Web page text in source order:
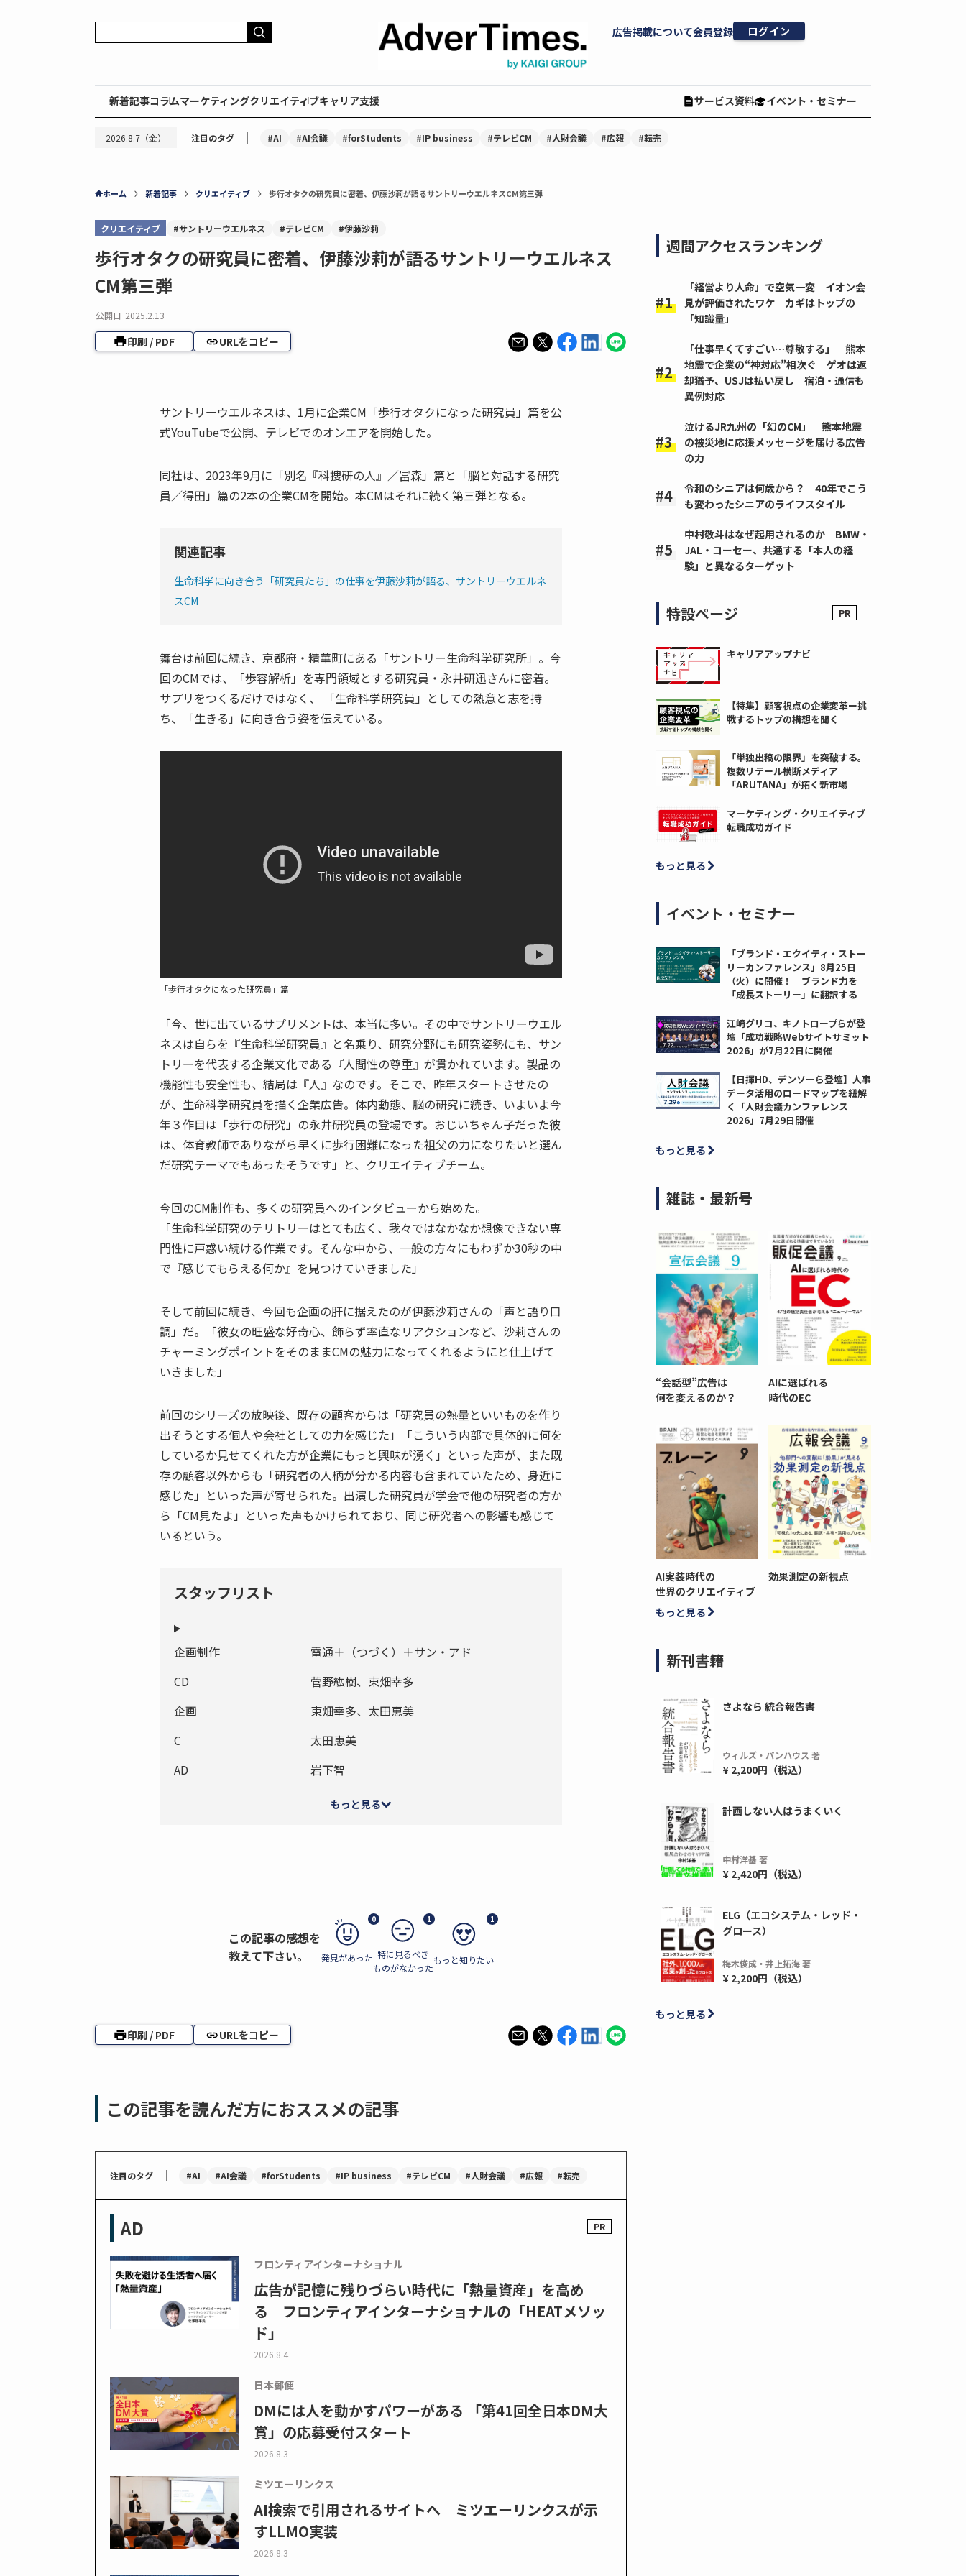
広告掲載について会員登録 ログイン
新着記事コラムマーケティングクリエイティブキャリア支援 サービス資料 イベント・セミナー
2026.8.7（金） 注目のタグ ｜ #AI #AI会議 #forStudents #IP business #テレビCM #人財会議 #広報 #転売
ホーム 新着記事 クリエイティブ 歩行オタクの研究員に密着、伊藤沙莉が語るサントリーウエルネスCM第三弾
クリエイティブ #サントリーウエルネス #テレビCM #伊藤沙莉
歩行オタクの研究員に密着、伊藤沙莉が語るサントリーウエルネス
CM第三弾
公開日 2025.2.13
印刷 / PDF URLをコピー
サントリーウエルネスは、1月に企業CM「歩行オタクになった研究員」篇を公
式YouTubeで公開、テレビでのオンエアを開始した。
同社は、2023年9月に「別名『科捜研の人』／冨森」篇と「脳と対話する研究
員／得田」篇の2本の企業CMを開始。本CMはそれに続く第三弾となる。
関連記事
生命科学に向き合う「研究員たち」の仕事を伊藤沙莉が語る、サントリーウエルネ
スCM
舞台は前回に続き、京都府・精華町にある「サントリー生命科学研究所」。今
回のCMでは、「歩容解析」を専門領域とする研究員・永井研迅さんに密着。
サプリをつくるだけではなく、 「生命科学研究員」としての熱意と志を持
ち、「生きる」に向き合う姿を伝えている。
「歩行オタクになった研究員」篇
「今、世に出ているサプリメントは、本当に多い。その中でサントリーウエル
ネスは自らを『生命科学研究員』と名乗り、研究分野にも研究姿勢にも、サン
トリーを代表する企業文化である『人間性の尊重』が貫かれています。製品の
機能性も安全性も、結局は『人』なのです。そこで、昨年スタートさせたの
が、生命科学研究員を描く企業広告。体内動態、脳の研究に続き、いよいよ今
年３作目は「歩行の研究」の永井研究員の登場です。おじいちゃん子だった彼
は、体育教師でありながら早くに歩行困難になった祖父の力になりたいと選ん
だ研究テーマでもあったそうです」と、クリエイティブチーム。
今回のCM制作も、多くの研究員へのインタビューから始めた。
「生命科学研究のテリトリーはとても広く、我々ではなかなか想像できない専
門性に戸惑い続ける作業です。そんな中から、一般の方々にもわずか30秒の中
で『感じてもらえる何か』を見つけていきました」
そして前回に続き、今回も企画の肝に据えたのが伊藤沙莉さんの「声と語り口
調」だ。「彼女の旺盛な好奇心、飾らず率直なリアクションなど、沙莉さんの
チャーミングポイントをそのままCMの魅力になってくれるようにと仕上げて
いきました」
前回のシリーズの放映後、既存の顧客からは「研究員の熱量といいものを作り
出そうとする個人や会社としての力を感じた」「こういう内部で具体的に何を
しているか見せてくれた方が企業にもっと興味が湧く」といった声が、また既
存の顧客以外からも「研究者の人柄が分かる内容も含まれていたため、身近に
感じた」といった声が寄せられた。出演した研究員が学会で他の研究者の方か
ら「CM見たよ」といった声もかけられており、同じ研究者への影響も感じて
いるという。
スタッフリスト
企画制作
電通＋（つづく）＋サン・アド
CD
菅野紘樹、東畑幸多
企画
東畑幸多、太田恵美
C
太田恵美
AD
岩下智
もっと見る
この記事の感想を
教えて下さい。
0
発見があった
1
特に見るべき
ものがなかった
1
もっと知りたい
印刷 / PDF URLをコピー
この記事を読んだ方におススメの記事
注目のタグ ｜ #AI #AI会議 #forStudents #IP business #テレビCM #人財会議 #広報 #転売
AD
フロンティアインターナショナル
広告が記憶に残りづらい時代に「熱量資産」を高め
る フロンティアインターナショナルの「HEATメソッ
ド」
2026.8.4
日本郵便
DMには人を動かすパワーがある 「第41回全日本DM大
賞」の応募受付スタート
2026.8.3
ミツエーリンクス
AI検索で引用されるサイトへ ミツエーリンクスが示
すLLMO実装
2026.8.3
週間アクセスランキング
「経営より人命」で空気一変 イオン会
見が評価されたワケ カギはトップの
「知識量」
「仕事早くてすごい…尊敬する」 熊本
地震で企業の“神対応”相次ぐ ゲオは返
却猶予、USJは払い戻し 宿泊・通信も
異例対応
泣けるJR九州の「幻のCM」 熊本地震
の被災地に応援メッセージを届ける広告
の力
令和のシニアは何歳から？ 40年でこう
も変わったシニアのライフスタイル
中村敬斗はなぜ起用されるのか BMW・
JAL・コーセー、共通する「本人の経
験」と異なるターゲット
特設ページ
キャリアアップナビ
【特集】顧客視点の企業変革ー挑
戦するトップの構想を聞く
「単独出稿の限界」を突破する。
複数リテール横断メディア
「ARUTANA」が拓く新市場
マーケティング・クリエイティブ
転職成功ガイド
もっと見る
イベント・セミナー
「ブランド・エクイティ・ストー
リーカンファレンス」8月25日
（火）に開催！ ブランド力を
「成長ストーリー」に翻訳する
江崎グリコ、キノトロープらが登
壇「成功戦略Webサイトサミット
2026」が7月22日に開催
【日揮HD、デンソーら登壇】人事
データ活用のロードマップを紐解
く「人財会議カンファレンス
2026」7月29日開催
もっと見る
雑誌・最新号
“会話型”広告は
何を変えるのか？
AIに選ばれる
時代のEC
AI実装時代の
世界のクリエイティブ
効果測定の新視点
もっと見る
新刊書籍
さよなら 統合報告書
ウィルズ・パンハウス 著
¥ 2,200円（税込）
計画しない人はうまくいく
中村洋基 著
¥ 2,420円（税込）
ELG（エコシステム・レッド・
グロース）
梅木俊成・井上拓海 著
¥ 2,200円（税込）
もっと見る